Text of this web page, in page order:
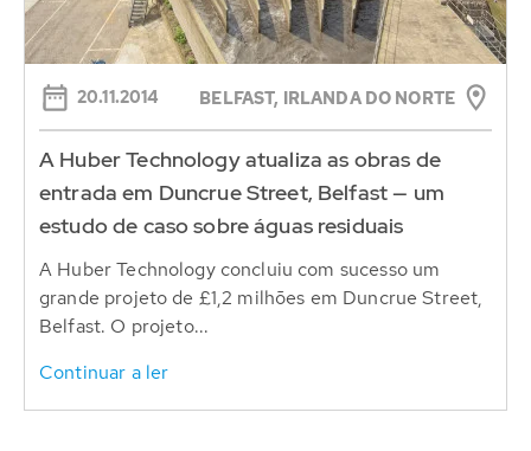
20.11.2014 BELFAST, IRLANDA DO NORTE
A Huber Technology atualiza as obras de
entrada em Duncrue Street, Belfast — um
estudo de caso sobre águas residuais
A Huber Technology concluiu com sucesso um
grande projeto de £1,2 milhões em Duncrue Street,
Belfast. O projeto...
Continuar a ler